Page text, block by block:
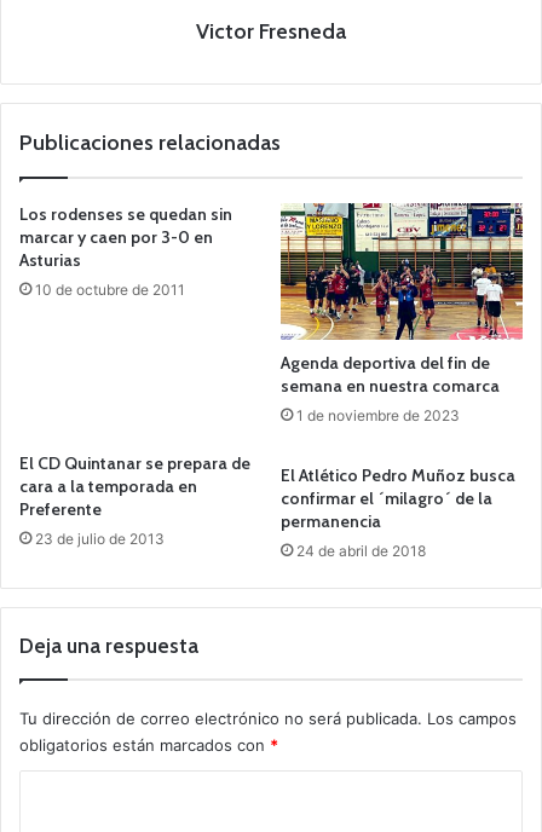
Victor Fresneda
Publicaciones relacionadas
Los rodenses se quedan sin
marcar y caen por 3-0 en
Asturias
10 de octubre de 2011
Agenda deportiva del fin de
semana en nuestra comarca
1 de noviembre de 2023
El CD Quintanar se prepara de
cara a la temporada en
Preferente
23 de julio de 2013
El Atlético Pedro Muñoz busca
confirmar el ´milagro´ de la
permanencia
24 de abril de 2018
Deja una respuesta
Tu dirección de correo electrónico no será publicada. Los campos
obligatorios están marcados con *